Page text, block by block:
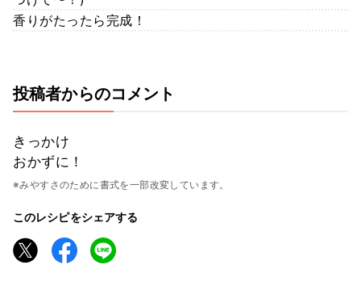
香りがたったら完成！
投稿者からのコメント
きっかけ
おかずに！
※みやすさのために書式を一部改変しています。
このレシピをシェアする